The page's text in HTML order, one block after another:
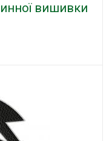
вишивки